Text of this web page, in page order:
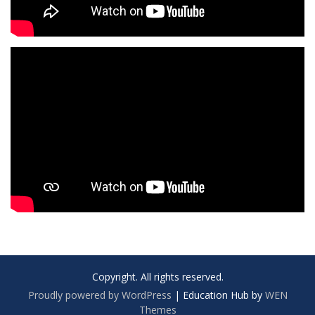
Copyright. All rights reserved.
Proudly powered by WordPress | Education Hub by WEN
Themes